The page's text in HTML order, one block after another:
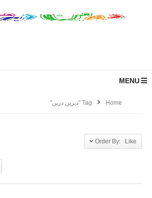
MENU
Home Tag "دیرین درین"
Order By: Like